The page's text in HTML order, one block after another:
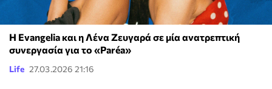
Η Evangelia και η Λένα Ζευγαρά σε μία ανατρεπτική
συνεργασία για το «Paréa»
Life 27.03.2026 21:16